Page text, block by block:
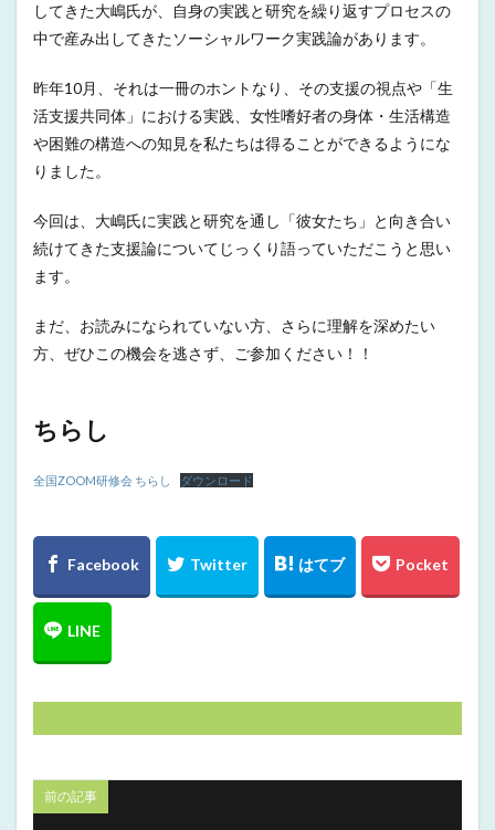
してきた大嶋氏が、自身の実践と研究を繰り返すプロセスの
中で産み出してきたソーシャルワーク実践論があります。
昨年10月、それは一冊のホントなり、その支援の視点や「生
活支援共同体」における実践、女性嗜好者の身体・生活構造
や困難の構造への知見を私たちは得ることができるようにな
りました。
今回は、大嶋氏に実践と研究を通し「彼女たち」と向き合い
続けてきた支援論についてじっくり語っていただこうと思い
ます。
まだ、お読みになられていない方、さらに理解を深めたい
方、ぜひこの機会を逃さず、ご参加ください！！
ちらし
全国ZOOM研修会 ちらし ダウンロード
前の記事